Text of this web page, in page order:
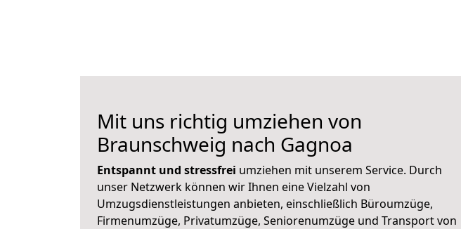
Mit uns richtig umziehen von
Braunschweig nach Gagnoa
Entspannt und stressfrei umziehen mit unserem Service. Durch
unser Netzwerk können wir Ihnen eine Vielzahl von
Umzugsdienstleistungen anbieten, einschließlich Büroumzüge,
Firmenumzüge, Privatumzüge, Seniorenumzüge und Transport von